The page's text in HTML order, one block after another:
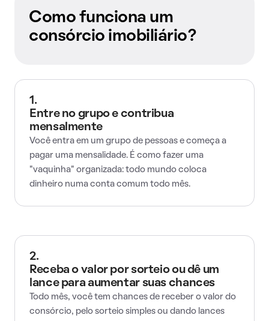
Como funciona um
consórcio imobiliário?
1.
Entre no grupo e contribua
mensalmente
Você entra em um grupo de pessoas e começa a
pagar uma mensalidade. É como fazer uma
"vaquinha" organizada: todo mundo coloca
dinheiro numa conta comum todo mês.
2.
Receba o valor por sorteio ou dê um
lance para aumentar suas chances
Todo mês, você tem chances de receber o valor do
consórcio, pelo sorteio simples ou dando lances